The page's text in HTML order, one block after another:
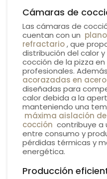
Cámaras de
Las cámaras de
cuentan con un
refractario, que
distribución del calor
cocción de la pizza
profesionales.
acorazadas en
diseñadas para
calor debida a la
manteniendo una
máxima aislación
cocción contribuye a
entre consumo y
pérdidas térmicas y
energética.
Producción